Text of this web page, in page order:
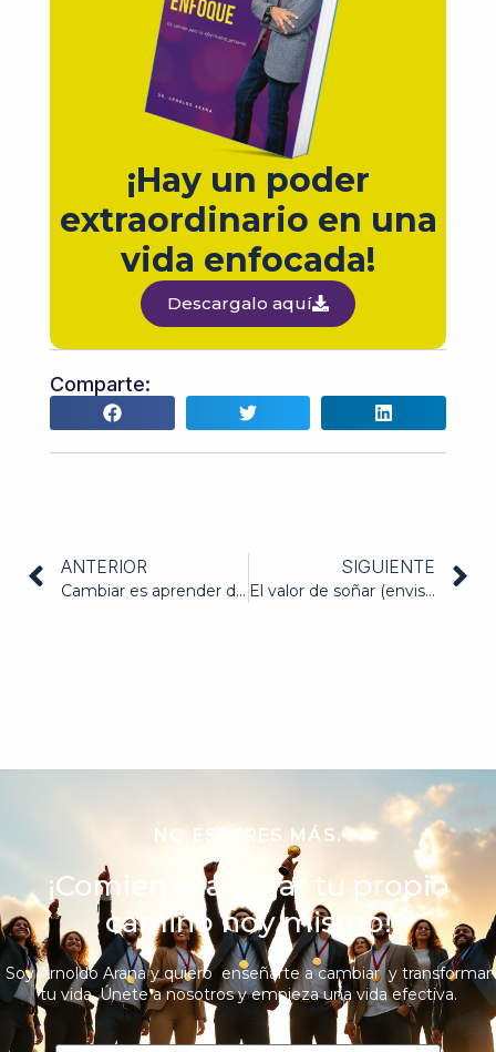
¡Hay un poder
extraordinario en una
vida enfocada!
Descargalo aquí
Comparte:
ANTERIOR
Cambiar es aprender desde la experiencia
SIGUIENTE
El valor de soñar (envisionar)
NO ESPERES MÁS.
¡Comienza a forjar tu propio
camino hoy mismo!
Soy Arnoldo Arana y quiero enseñarte a cambiar y transformar
tu vida. Únete a nosotros y empieza una vida efectiva.